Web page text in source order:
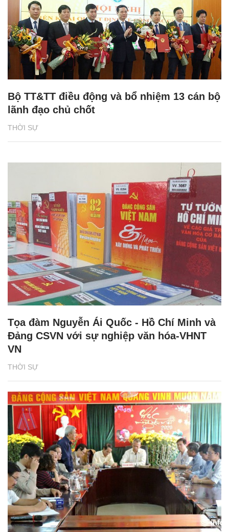
THỜI SỰ
Bộ TT&TT điều động và bổ nhiệm 13 cán bộ
lãnh đạo chủ chốt
THỜI SỰ
Tọa đàm Nguyễn Ái Quốc - Hồ Chí Minh và
Đảng CSVN với sự nghiệp văn hóa-VHNT
VN